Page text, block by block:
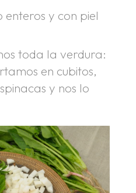
enteros y con piel
toda la verdura:
en cubitos,
y nos lo